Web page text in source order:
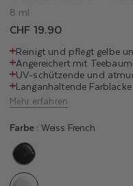
R
C
A
R
E
T
8 ml
Normaler
CHF 19.90
Reinigt und pflegt gelbe
Angereichert mit
UV-schützende und
Langanhaltende Farblacke
Mehr erfahren
Farbe :Weiss French
Variante